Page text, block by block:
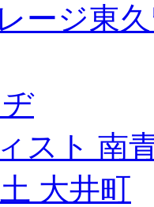
ージ東
スト 南
大井町